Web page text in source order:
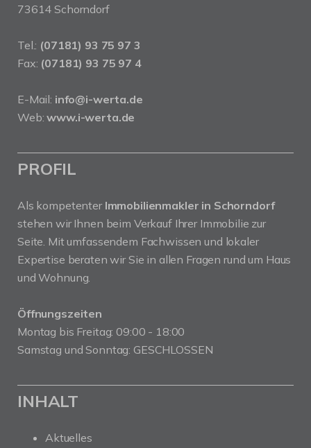
73614 Schorndorf
Tel.: (07181) 93 75 97 3
Fax: (07181) 93 75 97 4
E-Mail: info@i-werta.de
Web:www.i-werta.de
PROFIL
Als kompetenter Immobilienmakler in Schorndorf
stehen wir Ihnen beim Verkauf Ihrer Immobilie zur
Seite. Mit umfassendem Fachwissen und lokaler
Expertise beraten wir Sie in allen Fragen rund um Haus
und Wohnung.
Öffnungszeiten
Montag bis Freitag: 09:00 - 18:00
Samstag und Sonntag: GESCHLOSSEN
INHALT
Aktuelles